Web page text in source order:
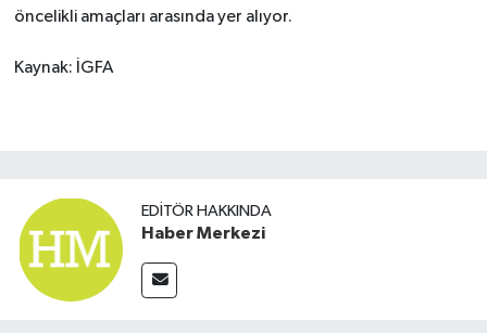
öncelikli amaçları arasında yer alıyor.
Kaynak: İGFA
EDITÖR HAKKINDA
Haber Merkezi